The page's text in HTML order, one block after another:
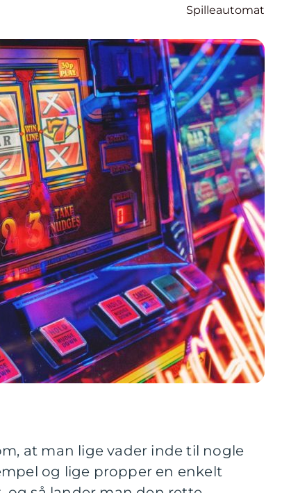
Spilleautomat
at man lige vader inde til nogle
og lige propper en enkelt